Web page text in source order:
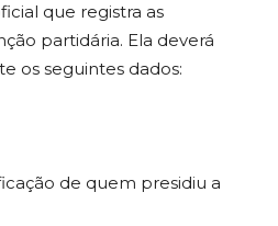
que registra as
partidária. Ela deverá
os seguintes dados:
de quem presidiu a